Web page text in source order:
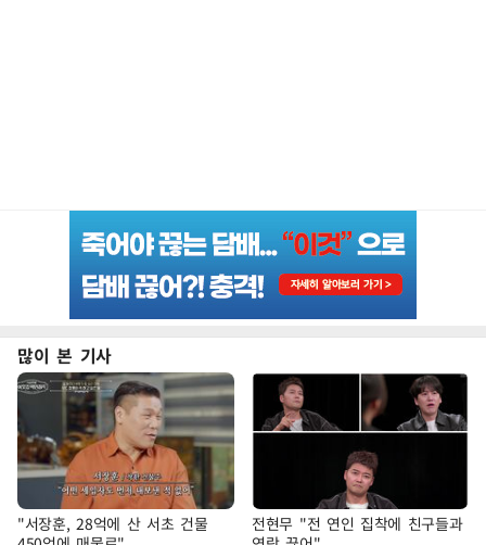
많이 본 기사
"서장훈, 28억에 산 서초 건물
전현무 "전 연인 집착에 친구들과